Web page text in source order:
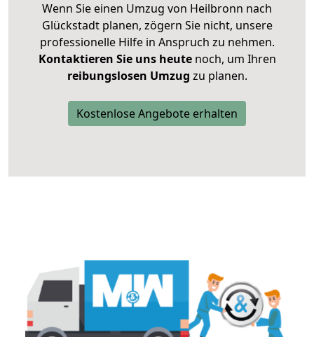
Wenn Sie einen Umzug von Heilbronn nach
Glückstadt planen, zögern Sie nicht, unsere
professionelle Hilfe in Anspruch zu nehmen.
Kontaktieren Sie uns heutenoch, um Ihren
reibungslosen Umzug zu planen.
Kostenlose Angebote erhalten